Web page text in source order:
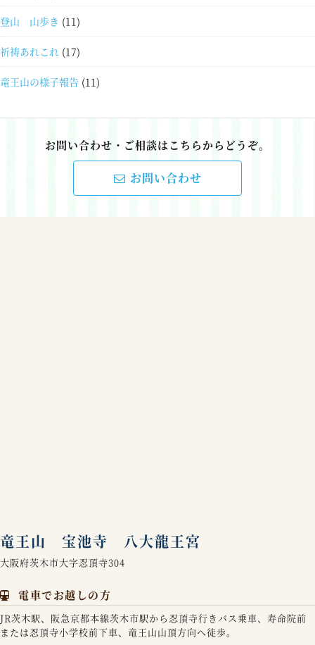
登山 山歩き (11)
祈祷あれこれ (17)
竜王山の様子報告 (11)
お問い合わせ・ご相談はこちらからどうぞ。
お問い合わせ
竜王山 宝池寺 八大龍王宮
大阪府茨木市大字忍頂寺304
電車でお越しの方
JR茨木駅、阪急京都本線茨木市駅から忍頂寺行きバス乗車、寿命院前
または忍頂寺小学校前下車、竜王山山頂方向へ徒歩。